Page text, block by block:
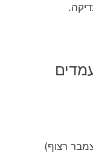
רצוף)